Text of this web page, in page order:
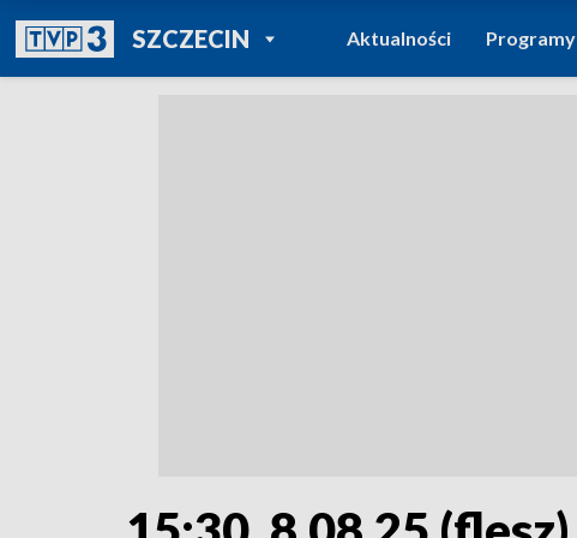
SZCZECINPOWRÓT DO
TVP REGIONY
Aktualności Programy